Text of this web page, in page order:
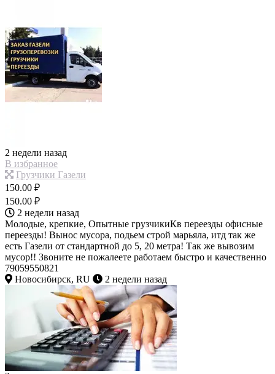
2 недели назад
В избранное
Грузчики Газели
150.00 ₽
150.00 ₽
2 недели назад
Молодые, крепкие, Опытные грузчикиКв переезды офисные
переезды! Вынос мусора, подьем строй марьяла, итд так же
есть Газели от стандартной до 5, 20 метра! Так же вывозим
мусор!! Звоните не пожалеете работаем быстро и качественно
79059550821
Новосибирск, RU
2 недели назад